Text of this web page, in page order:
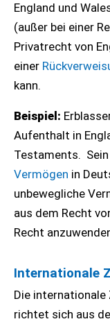
England und
(außer bei einer
Privatrecht von
einer
kann.
Beispiel:
Aufenthalt in
Testaments.
Vermögen in
unbewegliche
aus dem Recht
Recht
Internationale
Die internationale
richtet sich aus